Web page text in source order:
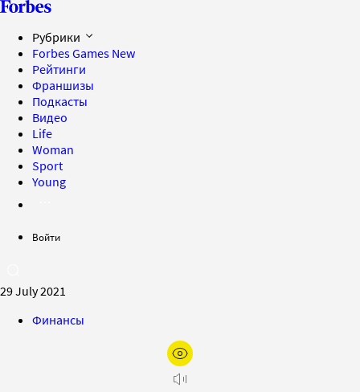
Рубрики
Forbes Games New
Рейтинги
Франшизы
Подкасты
Видео
Life
Woman
Sport
Young
Войти
29 July 2021
Финансы